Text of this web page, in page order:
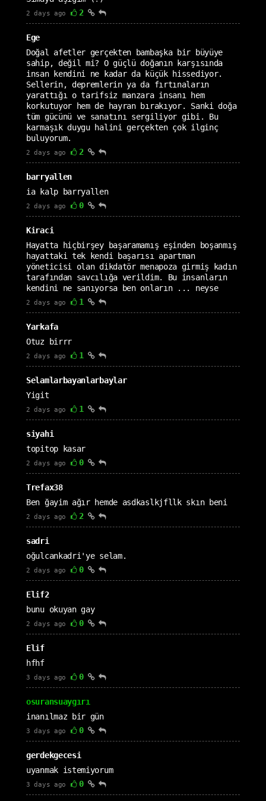
2 days ago 2
Ege
Doğal afetler gerçekten bambaşka bir büyüye
sahip, değil mi? O güçlü doğanın karşısında
insan kendini ne kadar da küçük hissediyor.
Sellerin, depremlerin ya da fırtınaların
yarattığı o tarifsiz manzara insanı hem
korkutuyor hem de hayran bırakıyor. Sanki doğa
tüm gücünü ve sanatını sergiliyor gibi. Bu
karmaşık duygu halini gerçekten çok ilginç
buluyorum.
2 days ago 2
barryallen
ia kalp barryallen
2 days ago 0
Kiraci
Hayatta hiçbirşey başaramamış eşinden boşanmış
hayattaki tek kendi başarısı apartman
yöneticisi olan dikdatör menapoza girmiş kadın
tarafından savcılığa verildim. Bu insanların
kendini ne sanıyorsa ben onların ... neyse
2 days ago 1
Yarkafa
Otuz birrr
2 days ago 1
Selamlarbayanlarbaylar
Yigit
2 days ago 1
siyahi
topitop kasar
2 days ago 0
Trefax38
Ben ğayim ağır hemde asdkaslkjfllk skın beni
2 days ago 2
sadri
oğulcankadri'ye selam.
2 days ago 0
Elif2
bunu okuyan gay
2 days ago 0
Elif
hfhf
3 days ago 0
osuransuaygırı
inanılmaz bir gün
3 days ago 0
gerdekgecesi
uyanmak istemiyorum
3 days ago 0